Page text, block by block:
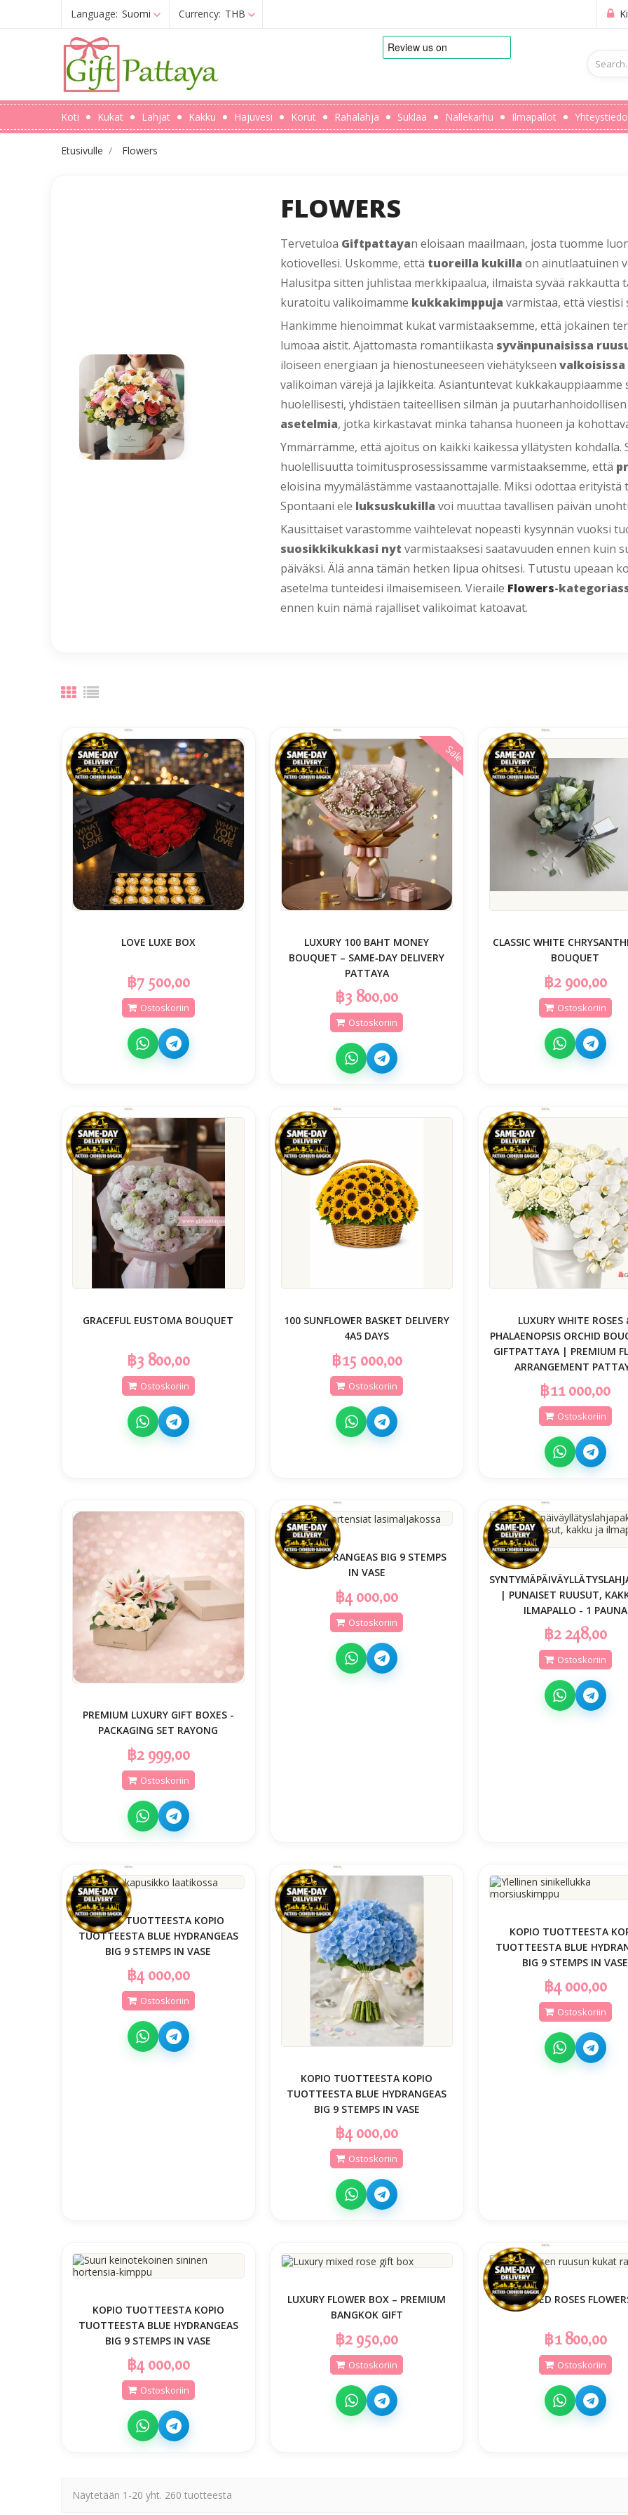
Language: Suomi Currency: THB
Koti Kukat Lahjat Kakku Hajuvesi Korut Rahalahja Suklaa Nallekarhu Ilmapallot
Etusivulle Flowers
FLOWERS
Tervetuloa Giftpattayan eloisaan maailmaan, josta tuomme
kotiovellesi. Uskomme, että tuoreilla kukilla on ainutlaatuinen
Halusitpa sitten juhlistaa merkkipaalua, ilmaista syvää rakkautta
kuratoitu valikoimamme kukkakimppuja varmistaa, että viestisi
Hankimme hienoimmat kukat varmistaaksemme, että jokainen
lumoaa aistit. Ajattomasta romantiikasta syvänpunaisissa
iloiseen energiaan ja hienostuneeseen viehätykseen
valikoiman värejä ja lajikkeita. Asiantuntevat
huolellisesti, yhdistäen taiteellisen silmän ja
asetelmia, jotka kirkastavat minkä tahansa huoneen ja
Ymmärrämme, että ajoitus on kaikki kaikessa yllätysten
huolellisuutta toimitusprosessissamme varmistaaksemme, että
eloisina myymälästämme vastaanottajalle. Miksi odottaa
Spontaani ele luksuskukilla voi muuttaa tavallisen päivän
Kausittaiset varastomme vaihtelevat nopeasti kysynnän vuoksi
suosikkikukkasi nyt varmistaaksesi saatavuuden ennen kuin
päiväksi. Älä anna tämän hetken lipua ohitsesi. Tutustu upeaan
asetelma tunteidesi ilmaisemiseen. Vieraile Flowers-
ennen kuin nämä rajalliset valikoimat katoavat.
LOVE LUXE BOX
฿7 500,00
Ostoskoriin
LUXURY 100 BAHT MONEY
BOUQUET – SAME‑DAY DELIVERY
PATTAYA
฿3 800,00
Ostoskoriin
Sale
CLASSIC WHITE
BOUQUET
฿2 900,00
Ostoskoriin
GRACEFUL EUSTOMA BOUQUET
฿3 800,00
Ostoskoriin
100 SUNFLOWER BASKET DELIVERY
4A5 DAYS
฿15 000,00
Ostoskoriin
LUXURY WHITE ROSES
PHALAENOPSIS ORCHID
GIFTPATTAYA | PREMIUM
ARRANGEMENT
฿11 000,00
Ostoskoriin
PREMIUM LUXURY GIFT BOXES -
PACKAGING SET RAYONG
฿2 999,00
Ostoskoriin
BLUE HYDRANGEAS BIG 9 STEMPS
IN VASE
฿4 000,00
Ostoskoriin
| PUNAISET RUUSUT,
ILMAPALLO - 1 PAUNA
฿2 248,00
Ostoskoriin
KOPIO TUOTTEESTA KOPIO
TUOTTEESTA BLUE HYDRANGEAS
BIG 9 STEMPS IN VASE
฿4 000,00
Ostoskoriin
KOPIO TUOTTEESTA KOPIO
TUOTTEESTA BLUE HYDRANGEAS
BIG 9 STEMPS IN VASE
฿4 000,00
Ostoskoriin
KOPIO TUOTTEESTA
TUOTTEESTA BLUE
BIG 9 STEMPS IN VASE
฿4 000,00
Ostoskoriin
KOPIO TUOTTEESTA KOPIO
TUOTTEESTA BLUE HYDRANGEAS
BIG 9 STEMPS IN VASE
฿4 000,00
Ostoskoriin
LUXURY FLOWER BOX – PREMIUM
BANGKOK GIFT
฿2 950,00
Ostoskoriin
10 RED ROSES
฿1 800,00
Ostoskoriin
Näytetään 1-20 yht. 260 tuotteesta